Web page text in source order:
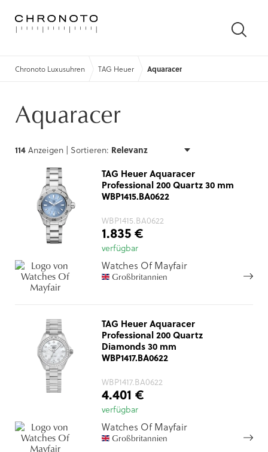
Chronoto Luxusuhren TAG Heuer Aquaracer
Aquaracer
114Anzeigen | Sortieren:
TAG Heuer Aquaracer
Professional 200 Quartz 30 mm
WBP1415.BA0622
WBP1415.BA0622
1.835 €
verfügbar
Watches Of Mayfair
Großbritannien
TAG Heuer Aquaracer
Professional 200 Quartz
Diamonds 30 mm
WBP1417.BA0622
WBP1417.BA0622
4.401 €
verfügbar
Watches Of Mayfair
Großbritannien